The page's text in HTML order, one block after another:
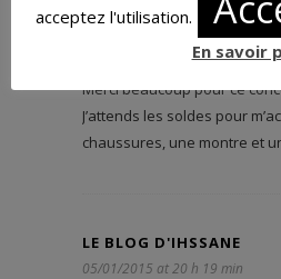
LOLITA
05/01/2015 at 20 h 12 min
Merci beaucoup pour ce
J’attends les soldes pour
chaussures, une montre et
LE BLOG D'IHSSANE
05/01/2015 at 20 h 19 min
acceptez l'utilisation.
En savoir